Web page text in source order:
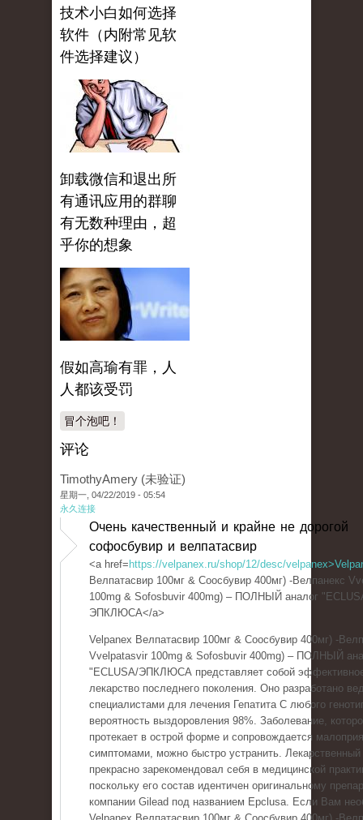
技术小白如何选择
软件（内附常见软
件选择建议）
卸载微信和退出所
有通讯应用的群聊
有无数种理由，超
乎你的想象
假如高瑜有罪，人
人都该受罚
冒个泡吧！
评论
TimothyAmery (未验证)
星期一, 04/22/2019 - 05:54
永久连接
Очень качественный и крайне не дорогой
софосбувир и велпатасвир
<a href= https://velpanex.ru/shop/12/desc/
Велпатасвир 100мг & Соосбувир 400мг) -Велпанекс
100mg & Sofosbuvir 400mg) – ПОЛНЫЙ аналог
ЭПКЛЮСА</a>
Velpanex Велпатасвир 100мг & Соосбувир 400мг) -
Vvelpatasvir 100mg & Sofosbuvir 400mg) – ПОЛНЫЙ
"ECLUSA/ЭПКЛЮСА представляет собой
лекарство последнего поколения. Оно разработано
специалистами для лечения Гепатита С любого
вероятность выздоровления 98%. Заболевание,
протекает в острой форме и сопровождается
симптомами, можно быстро устранить. Лекарственный
прекрасно зарекомендовал себя в медицинской
поскольку его состав идентичен оригинальному
компании Gilead под названием Epclusa. Если Вам